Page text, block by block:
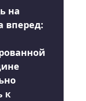
на
вперед:
к